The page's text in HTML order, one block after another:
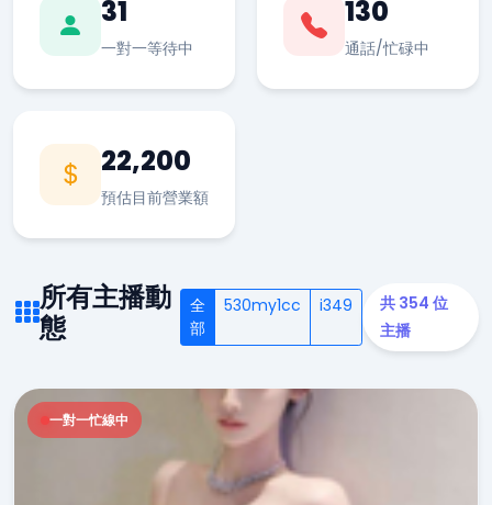
31
一對一等待中
130
通話/忙碌中
22,200
預估目前營業額
所有主播動
態
全
部
530my1cc i349
共 354 位
主播
一對一忙線中